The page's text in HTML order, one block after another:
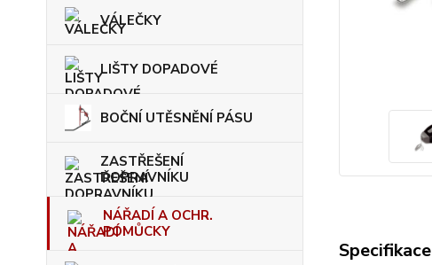
VÁLEČKY
LIŠTY DOPADOVÉ
BOČNÍ UTĚSNĚNÍ PÁSU
ZASTŘEŠENÍ
DOPRAVNÍKU
NÁŘADÍ A OCHR.
POMŮCKY
Specifikace